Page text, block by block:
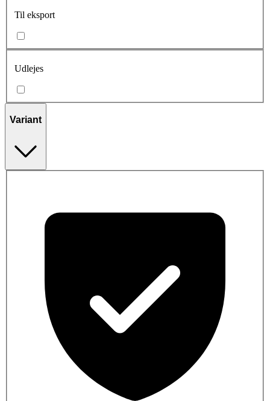
Til eksport
Udlejes
Variant